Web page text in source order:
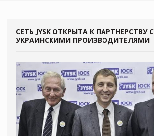
СЕТЬ JYSK ОТКРЫТА К ПАРТНЕРСТВУ С
УКРАИНСКИМИ ПРОИЗВОДИТЕЛЯМИ